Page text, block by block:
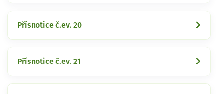
Přísnotice č.ev. 20
Přísnotice č.ev. 21